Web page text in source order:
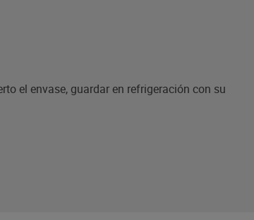
el envase, guardar en refrigeración con su